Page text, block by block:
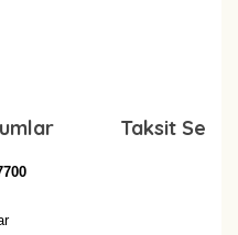
Taksit